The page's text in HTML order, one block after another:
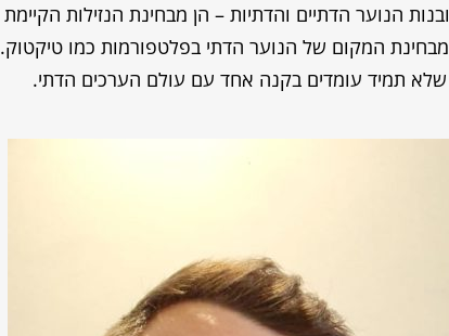
הנוער הדתיים והדתיות – הן מבחינת הנזילות הקיימת
מבחינת המקום של הנוער הדתי בפלטפורמות כמו טיקטוק.
תמיד עומדים בקנה אחד עם עולם הערכים הדתי.